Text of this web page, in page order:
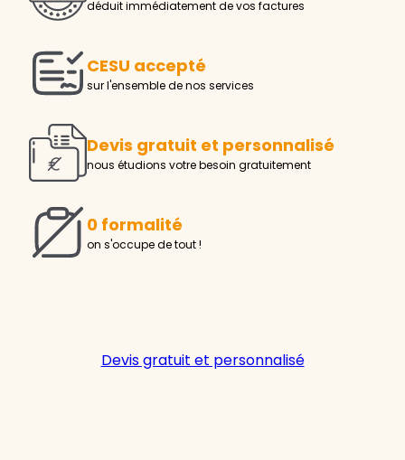
déduit immédiatement de vos factures
CESU accepté
sur l'ensemble de nos services
Devis gratuit et personnalisé
nous étudions votre besoin gratuitement
0 formalité
on s'occupe de tout !
Devis gratuit et personnalisé